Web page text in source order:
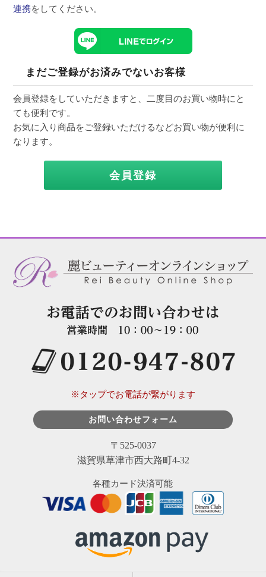
連携をしてください。
まだご登録がお済みでないお客様
会員登録をしていただきますと、二度目のお買い物時にと
ても便利です。
お気に入り商品をご登録いただけるなどお買い物が便利に
なります。
会員登録
※タップでお電話が繋がります
お問い合わせフォーム
〒525-0037
滋賀県草津市西大路町4-32
各種カード決済可能